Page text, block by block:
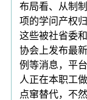
布局看、从制
项的学问产权
这些被社省委
协会上发布最
例等消息，平
人正在本职工
点窜替代，不